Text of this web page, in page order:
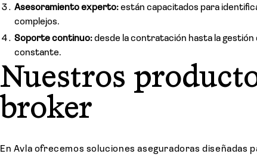
Asesoramiento experto:están capacitados para
complejos.
Soporte continuo:desde la contratación hasta la
constante.
Nuestros
broker
En Avla ofrecemos soluciones aseguradoras diseñadas